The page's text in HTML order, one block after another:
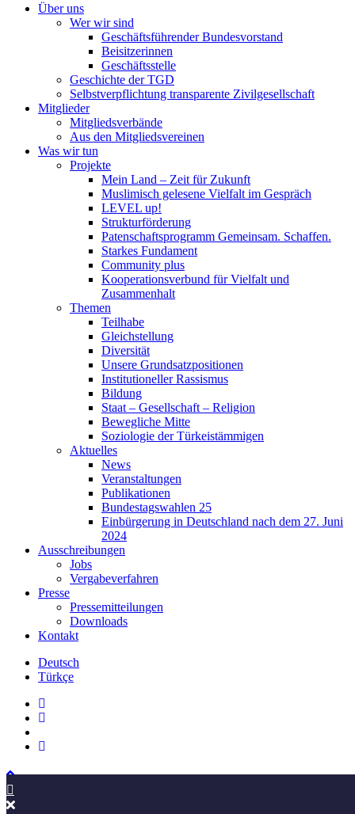
Close
Über uns
Wer wir sind
Geschäftsführender Bundesvorstand
Beisitzerinnen
Geschäftsstelle
Geschichte der TGD
Selbstverpflichtung transparente Zivilgesellschaft
Mitglieder
Mitgliedsverbände
Aus den Mitgliedsvereinen
Was wir tun
Projekte
Mein Land – Zeit für Zukunft
Muslimisch gelesene Vielfalt im Gespräch
LEVEL up!
Strukturförderung
Patenschaftsprogramm Gemeinsam. Schaffen.
Starkes Fundament
Community plus
Kooperationsverbund für Vielfalt und
Zusammenhalt
Themen
Teilhabe
Gleichstellung
Diversität
Unsere Grundsatzpositionen
Institutioneller Rassismus
Bildung
Staat – Gesellschaft – Religion
Bewegliche Mitte
Soziologie der Türkeistämmigen
Aktuelles
News
Veranstaltungen
Publikationen
Bundestagswahlen 25
Einbürgerung in Deutschland nach dem 27. Juni
2024
Ausschreibungen
Jobs
Vergabeverfahren
Presse
Pressemitteilungen
Downloads
Kontakt
Deutsch
Türkçe